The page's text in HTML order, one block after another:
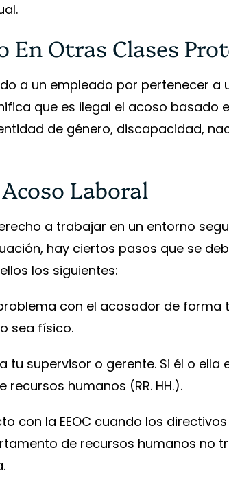
En Otras Clases
a un empleado por pertenecer a
que es ilegal el acoso basado
de género, discapacidad,
Laboral
a trabajar en un entorno
hay ciertos pasos que se
los siguientes:
con el acosador de forma
sea físico.
tu supervisor o gerente. Si él o ella
humanos (RR. HH.).
con la EEOC cuando los
de recursos humanos no